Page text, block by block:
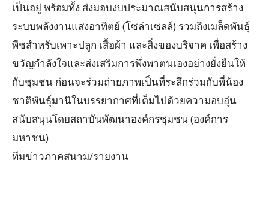
เป็นอยู่ พร้อมทั้ง ส่งมอบงบประมาณสนับสนุนการสร้าง
ระบบพลังงานแสงอาทิตย์ (โซล่าเซลล์) รวมถึงเมล็ดพันธุ์
พืชสำหรับเพาะปลูก เสื้อผ้า และสิ่งของบริจาค เพื่อสร้าง
ขวัญกำลังใจและส่งเสริมการพึ่งพาตนเองอย่างยั่งยืนให้
กับชุมชน ก่อนจะร่วมถ่ายภาพเป็นที่ระลึกร่วมกับพี่น้อง
ชาติพันธุ์มานิในบรรยากาศที่เต็มไปด้วยความอบอุ่น
สนับสนุนโดยสถาบันพัฒนาองค์กรชุมชน (องค์การ
มหาชน)
ทีมข่าวภาคสนาม/รายงาน